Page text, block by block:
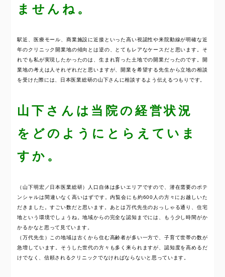
ませんね。
駅近、医療モール、商業施設に近接といった高い視認性や来院動線が明確な近
年のクリニック開業地の傾向とは逆の、とてもレアなケースだと思います。そ
れでも私が実現したかったのは、生まれ育った土地での開業だったのです。開
業地の考えは人それぞれだと思いますが、開業を希望する先生から立地の相談
を受けた際には、日本医業総研の山下さんに相談するよう伝えるつもりです。
山下さんは当院の経営状況
をどのようにとらえていま
すか。
（山下明宏／日本医業総研）人口自体は多いエリアですので、潜在需要のポテ
ンシャルは間違いなく高いはずです。内覧会にも約600人の方々にお越しいた
だきました。すごい数だと思います。あとは万代先生のおっしゃる通り、住宅
地という環境でしょうね。地域からの完全な認知までには、もう少し時間がか
かるかなと思って見ています。
（万代先生）この地域は古くから住む高齢者が多い一方で、子育て世帯の数が
急増しています。そうした世代の方々も多く来られますが、認知度を高めるだ
けでなく、信頼されるクリニックでなければならないと思っています。